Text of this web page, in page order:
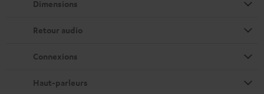
Dimensions
Retour audio
Connexions
Haut-parleurs